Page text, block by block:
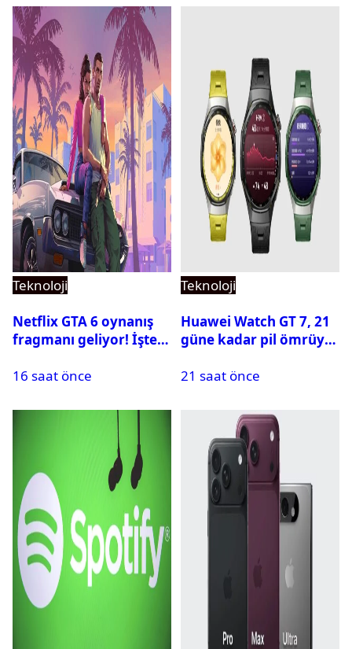
Teknoloji
Netflix GTA 6 oynanış
fragmanı geliyor! İşte
16 saat önce
Teknoloji
Huawei Watch GT 7, 21
güne kadar pil ömrüyle
21 saat önce